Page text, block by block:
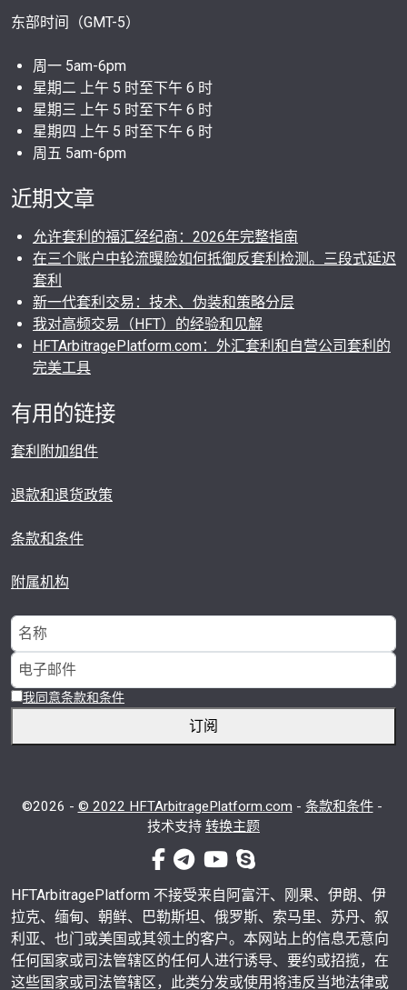
东部时间（GMT-5）
周一 5am-6pm
星期二 上午 5 时至下午 6 时
星期三 上午 5 时至下午 6 时
星期四 上午 5 时至下午 6 时
周五 5am-6pm
近期文章
允许套利的福汇经纪商：2026年完整指南
在三个账户中轮流曝险如何抵御反套利检测。三段式延迟
套利
新一代套利交易：技术、伪装和策略分层
我对高频交易（HFT）的经验和见解
HFTArbitragePlatform.com：外汇套利和自营公司套利的
完美工具
有用的链接
套利附加组件
退款和退货政策
条款和条件
附属机构
我同意条款和条件
订阅
©2026 - © 2022 HFTArbitragePlatform.com - 条款和条件-
技术支持 转换主题
facebook-f
电传 视频电话
HFTArbitragePlatform 不接受来自阿富汗、刚果、伊朗、伊
拉克、缅甸、朝鲜、巴勒斯坦、俄罗斯、索马里、苏丹、叙
利亚、也门或美国或其领土的客户。本网站上的信息无意向
任何国家或司法管辖区的任何人进行诱导、要约或招揽，在
这些国家或司法管辖区，此类分发或使用将违反当地法律或